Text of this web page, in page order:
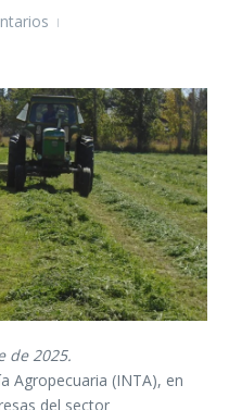
de 2025.
Agropecuaria (INTA), en
del sector